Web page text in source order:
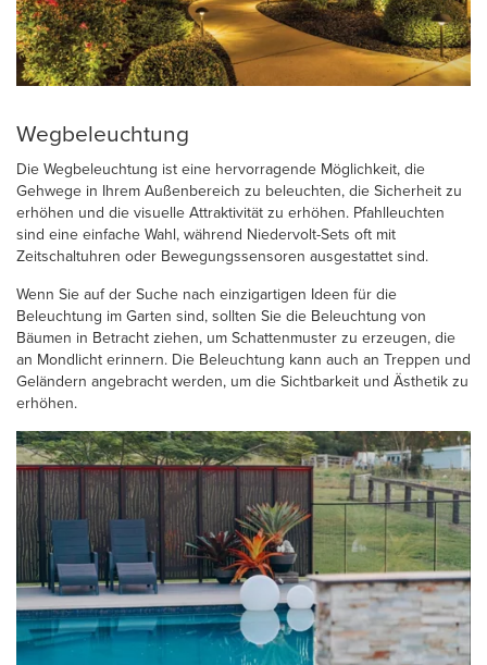
Wegbeleuchtung
Die Wegbeleuchtung ist eine hervorragende Möglichkeit, die
Gehwege in Ihrem Außenbereich zu beleuchten, die Sicherheit zu
erhöhen und die visuelle Attraktivität zu erhöhen. Pfahlleuchten
sind eine einfache Wahl, während Niedervolt-Sets oft mit
Zeitschaltuhren oder Bewegungssensoren ausgestattet sind.
Wenn Sie auf der Suche nach einzigartigen Ideen für die
Beleuchtung im Garten sind, sollten Sie die Beleuchtung von
Bäumen in Betracht ziehen, um Schattenmuster zu erzeugen, die
an Mondlicht erinnern. Die Beleuchtung kann auch an Treppen und
Geländern angebracht werden, um die Sichtbarkeit und Ästhetik zu
erhöhen.